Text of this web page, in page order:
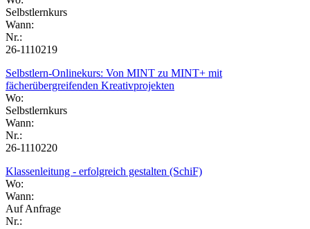
Selbstlernkurs
Wann:
Nr.:
26-1110219
Selbstlern-Onlinekurs: Von MINT zu MINT+ mit
fächerübergreifenden Kreativprojekten
Wo:
Selbstlernkurs
Wann:
Nr.:
26-1110220
Klassenleitung - erfolgreich gestalten (SchiF)
Wo:
Wann:
Auf Anfrage
Nr.: